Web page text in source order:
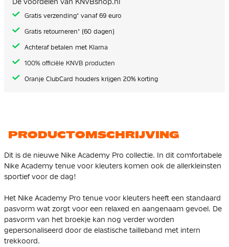
gallerij
Gratis verzending* vanaf 69 euro
Gratis retourneren* (60 dagen)
Achteraf betalen met Klarna
100% officiële KNVB producten
Oranje ClubCard houders krijgen 20% korting
PRODUCTOMSCHRIJVING
Dit is de nieuwe Nike Academy Pro collectie. In dit comfortabele
Nike Academy tenue voor kleuters komen ook de allerkleinsten
sportief voor de dag!
Het Nike Academy Pro tenue voor kleuters heeft een standaard
pasvorm wat zorgt voor een relaxed en aangenaam gevoel. De
pasvorm van het broekje kan nog verder worden
gepersonaliseerd door de elastische tailleband met intern
trekkoord.